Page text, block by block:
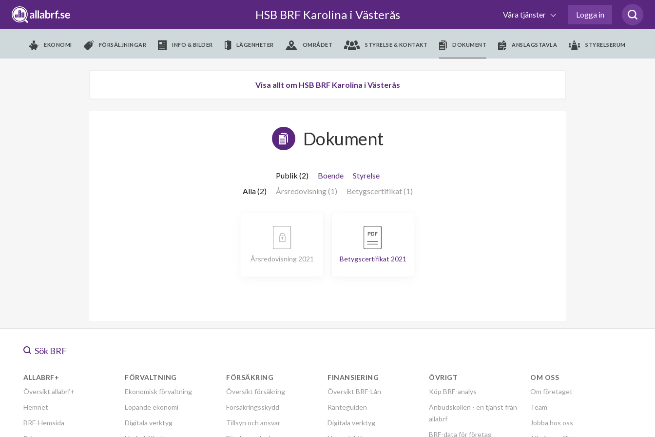
HSB BRF Karolina i Västerås Våra tjänster Logga in
EKONOMI FÖRSÄLJNINGAR INFO & BILDER LÄGENHETER OMRÅDET STYRELSE & KONTAKT DOKUMENT ANSLAGSTAVLA STYRELSERUM
Visa allt om HSB BRF Karolina i Västerås
Dokument
Publik (2) Boende
Styrelse
Alla (2)
Årsredovisning (1) Betygscertifikat (1)
Årsredovisning 2021 Betygscertifikat 2021
Sök BRF
ALLABRF+
Översikt allabrf+
Hemnet
BRF-Hemsida
FÖRVALTNING
Ekonomisk förvaltning
Löpande ekonomi
Digitala verktyg
FÖRSÄKRING
Översikt försäkring
Försäkringsskydd
Tillsyn och ansvar
FINANSIERING
Översikt BRF-Lån
Ränteguiden
Digitala verktyg
ÖVRIGT
Köp BRF-analys
Anbudskollen - en tjänst från
allabrf
BRF-data för företag
OM OSS
Om företaget
Team
Jobba hos oss